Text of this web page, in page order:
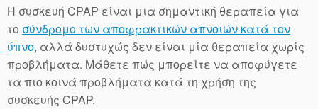
Η συσκευή CPAP είναι μια σημαντική θεραπεία για
το σύνδρομο των αποφρακτικών απνοιών κατά τον
ύπνο, αλλά δυστυχώς δεν είναι μία θεραπεία χωρίς
προβλήματα. Μάθετε πώς μπορείτε να αποφύγετε
τα πιο κοινά προβλήματα κατά τη χρήση της
συσκευής CPAP.